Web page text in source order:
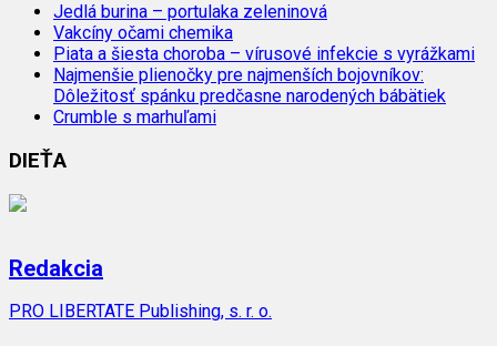
Jedlá burina – portulaka zeleninová
Vakcíny očami chemika
Piata a šiesta choroba – vírusové infekcie s vyrážkami
Najmenšie plienočky pre najmenších bojovníkov:
Dôležitosť spánku predčasne narodených bábätiek
Crumble s marhuľami
DIEŤA
Redakcia
PRO LIBERTATE Publishing, s. r. o.